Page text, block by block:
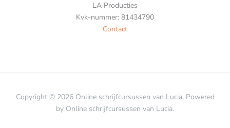
LA Producties
Kvk-nummer: 81434790
Contact
Copyright © 2026 Online schrijfcursussen van Lucia. Powered
by Online schrijfcursussen van Lucia.